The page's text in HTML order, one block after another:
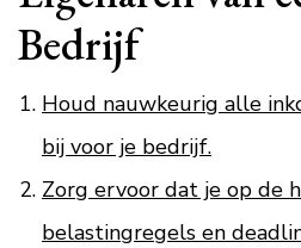
Bedrijf
Houd nauwkeurig alle
bij voor je bedrijf.
Zorg ervoor dat je op de
belastingregels en